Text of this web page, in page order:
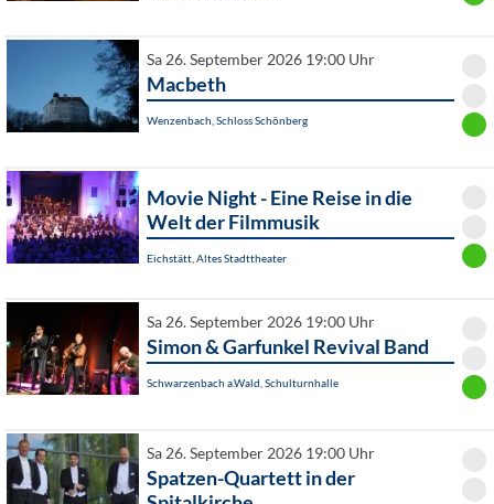
Sa 26. September 2026 19:00 Uhr
Macbeth
Wenzenbach, Schloss Schönberg
Movie Night - Eine Reise in die
Welt der Filmmusik
Eichstätt, Altes Stadttheater
Sa 26. September 2026 19:00 Uhr
Simon & Garfunkel Revival Band
Schwarzenbach a.Wald, Schulturnhalle
Sa 26. September 2026 19:00 Uhr
Spatzen-Quartett in der